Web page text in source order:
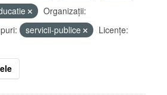
Organizații:
servicii-publice
Licenţe: